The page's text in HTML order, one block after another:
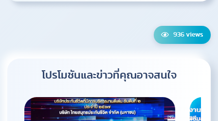
936 views
โปรโมชันและข่าวที่คุณอาจสนใจ